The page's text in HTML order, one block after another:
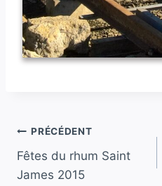
Navigation
de
PRÉCÉDENT
Fêtes du rhum Saint
James 2015